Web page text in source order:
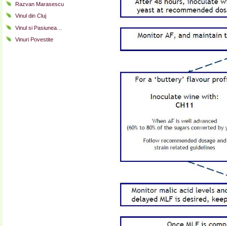
Razvan Marasescu
Vinul din Cluj
Vinul si Pasiunea…
Vinuri Povestite